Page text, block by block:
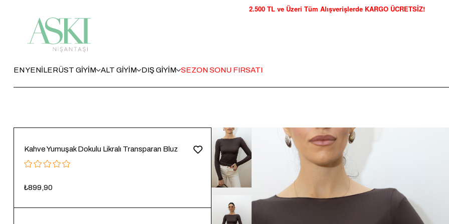
2.500 TL ve Üzeri Tüm Alışverişlerde KARGO ÜCRETSİZ!
EN YENİLERÜST GİYİM ALT GİYİM DIŞ GİYİM SEZON SONU FIRSATI
Kahve Yumuşak Dokulu Likralı Transparan Bluz
₺899,90